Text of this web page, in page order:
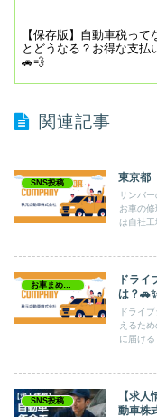
【保存版】自動車税っ
とどうなる？お得な支払
🚗💨
関連記事
SNS投稿 東京都
サンバ
お車の
は自社
ドライ
は？
ドライ
えるた
に届け
SNS投稿
【求
動車株